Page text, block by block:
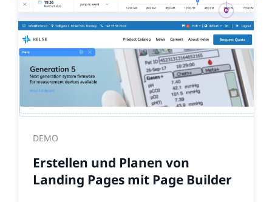
DEMO
Erstellen und Planen von
Landing Pages mit Page Builder